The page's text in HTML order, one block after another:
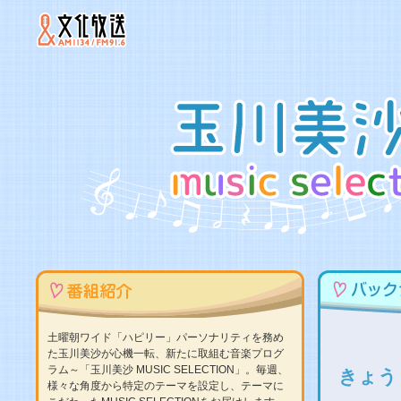
土曜朝ワイド「ハピリー」パーソナリティを務め
た玉川美沙が心機一転、新たに取組む音楽プログ
ラム～「玉川美沙 MUSIC SELECTION」。毎週、
様々な角度から特定のテーマを設定し、テーマに
きょ